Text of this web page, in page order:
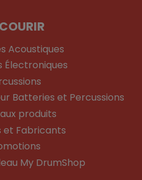
Acoustiques
Électroniques
Batteries et Percussions
produits
et Fabricants
My DrumShop